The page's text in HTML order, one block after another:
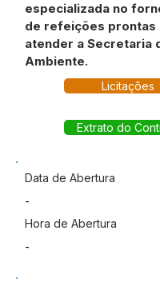
especializada no
de refeições prontas
atender a Secretaria
Ambiente.
Licitações
Extrato do
Data de Abertura
-
Hora de Abertura
-